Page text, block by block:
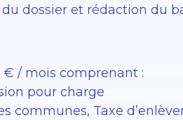
dossier et rédaction du
€ / mois comprenant :
pour charge
communes, Taxe